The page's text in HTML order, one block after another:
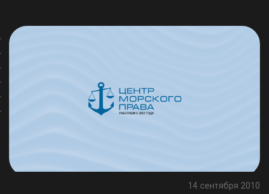
14 сентября 2010